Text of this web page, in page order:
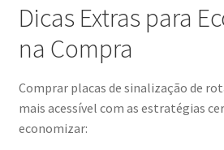
Dicas Extras para
na Compra
Comprar placas de sinalização de
mais acessível com as estratégias
economizar: